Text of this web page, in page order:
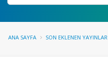
ANA SAYFA SON EKLENEN YAYINLAR